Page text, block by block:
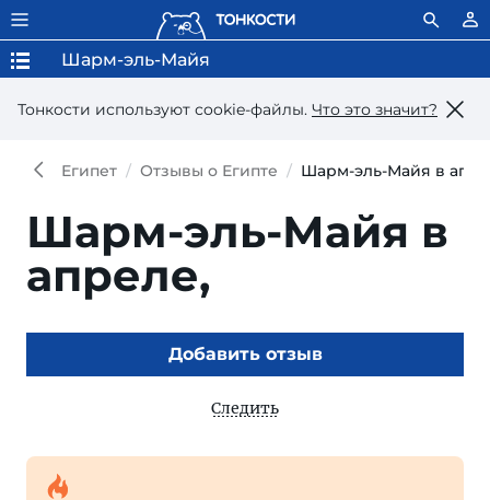
Тонкости используют сookie-файлы. Что это значит?
Шарм-эль-Майя
Египет Отзывы о Египте Шарм-эль-Майя в
Шарм-эль-Майя в
апреле,
Добавить отзыв
Следить